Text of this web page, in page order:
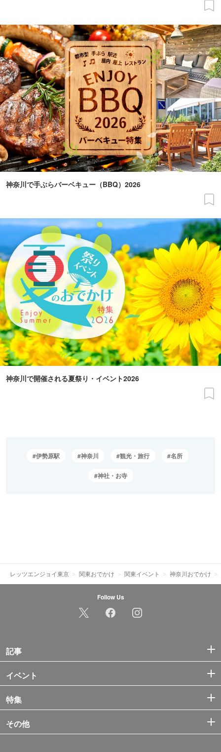
神奈川で手ぶらバーベキュー（BBQ）2026
神奈川で開催される夏祭り・イベント2026
伊勢原駅 神奈川 観光・旅行 名所
神社・お寺
レッツエンジョイ東京 関東おでかけ 関東イベント 神奈川おでかけ
Follow Us
記事
イベント
特集
その他